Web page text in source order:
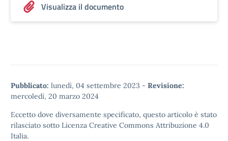
Visualizza il documento
Pubblicato: lunedì, 04 settembre 2023 - Revisione:
mercoledì, 20 marzo 2024
Eccetto dove diversamente specificato, questo articolo è stato
rilasciato sotto Licenza Creative Commons Attribuzione 4.0
Italia.